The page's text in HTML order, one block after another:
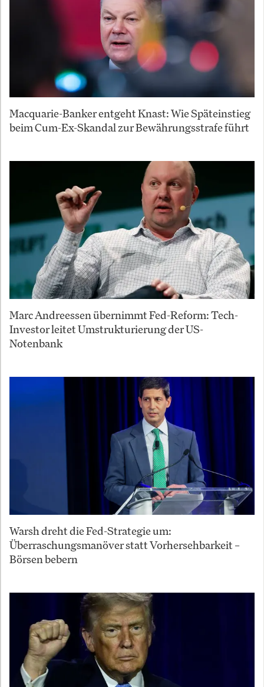
Macquarie-Banker entgeht Knast: Wie Späteinstieg
beim Cum-Ex-Skandal zur Bewährungsstrafe führt
Marc Andreessen übernimmt Fed-Reform: Tech-
Investor leitet Umstrukturierung der US-
Notenbank
Warsh dreht die Fed-Strategie um:
Überraschungsmanöver statt Vorhersehbarkeit –
Börsen bebern